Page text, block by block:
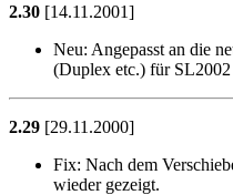
2.30 [14.11.2001]
Neu: Angepasst an die
(Duplex etc.) für SL2002
2.29 [29.11.2000]
Fix: Nach dem
wieder gezeigt.